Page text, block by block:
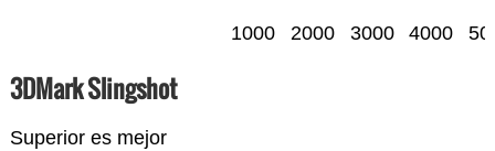
1000 2000 3000 4000
3DMark Slingshot
Superior es mejor